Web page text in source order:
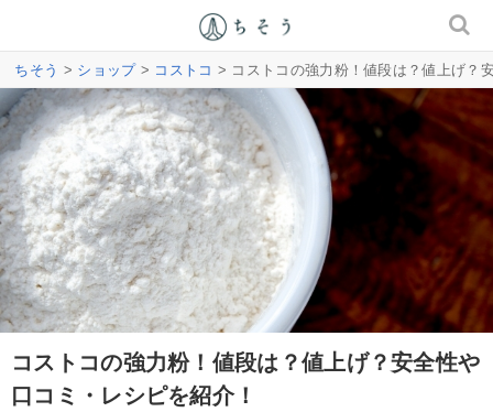
ちそう > ショップ> コストコ > コストコの強力粉！値段は？値上げ？
コストコの強力粉！値段は？値上げ？安全性や
口コミ・レシピを紹介！